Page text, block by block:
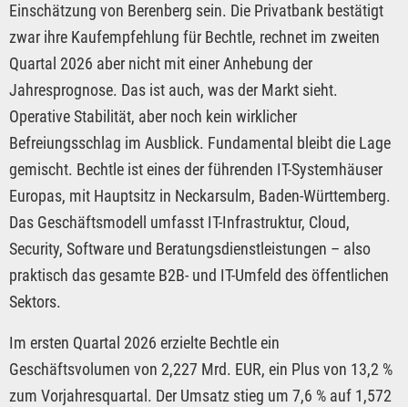
Einschätzung von Berenberg sein. Die Privatbank bestätigt
zwar ihre Kaufempfehlung für Bechtle, rechnet im zweiten
Quartal 2026 aber nicht mit einer Anhebung der
Jahresprognose. Das ist auch, was der Markt sieht.
Operative Stabilität, aber noch kein wirklicher
Befreiungsschlag im Ausblick. Fundamental bleibt die Lage
gemischt. Bechtle ist eines der führenden IT-Systemhäuser
Europas, mit Hauptsitz in Neckarsulm, Baden-Württemberg.
Das Geschäftsmodell umfasst IT-Infrastruktur, Cloud,
Security, Software und Beratungsdienstleistungen – also
praktisch das gesamte B2B- und IT-Umfeld des öffentlichen
Sektors.
Im ersten Quartal 2026 erzielte Bechtle ein
Geschäftsvolumen von 2,227 Mrd. EUR, ein Plus von 13,2 %
zum Vorjahresquartal. Der Umsatz stieg um 7,6 % auf 1,572